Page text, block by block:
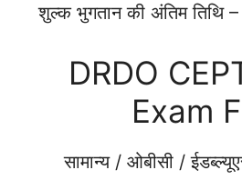
शुल्क भुगतान की अंतिम तिथि
DRDO
Exam
सामान्य / ओबीसी /